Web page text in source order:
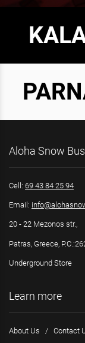
Aloha Snow Bus
Cell: 69 43 84 25 94
Email:
20 - 22 Mezonos str.,
Patras, Greece,
Underground Store
Learn more
About Us / Contact